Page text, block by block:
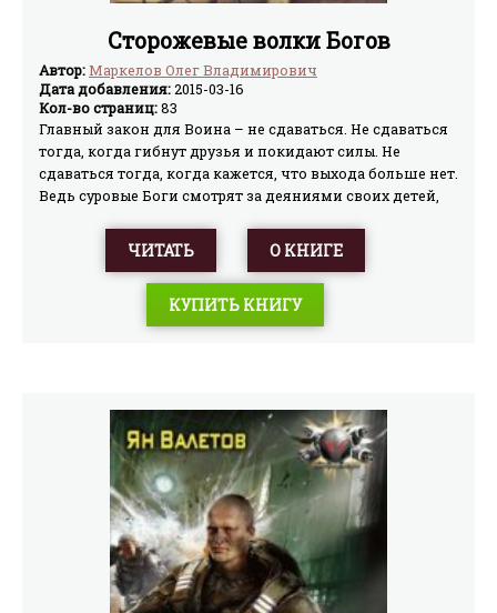
Сторожевые волки Богов
Автор:Маркелов Олег Владимирович
Дата добавления:2015-03-16
Кол-во страниц:83
Главный закон для Воина – не сдаваться. Не сдаваться
тогда, когда гибнут друзья и покидают силы. Не
сдаваться тогда, когда кажется, что выхода больше нет.
Ведь суровые Боги смотрят за деяниями своих детей,
гордое звание сторожевого волка Богов. Наверное,
именно так думали древние варвары, поклоняющиеся
суровым языческим Богам. Но, солдат современной
технократической цивилизации, Майкл Никсон
неожиданно для самого себя тоже оказался в мире, где
ЧИТАТЬ О КНИГЕ
КУПИТЬ КНИГУ